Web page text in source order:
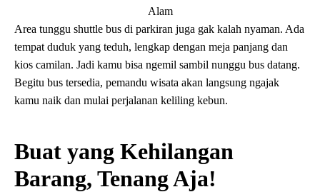
Alam
Area tunggu shuttle bus di parkiran juga gak kalah nyaman. Ada
tempat duduk yang teduh, lengkap dengan meja panjang dan
kios camilan. Jadi kamu bisa ngemil sambil nunggu bus datang.
Begitu bus tersedia, pemandu wisata akan langsung ngajak
kamu naik dan mulai perjalanan keliling kebun.
Buat yang Kehilangan
Barang, Tenang Aja!